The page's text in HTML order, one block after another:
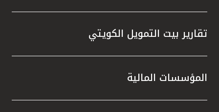
تقارير بيت التمويل الكويتي
المؤسسات المالية